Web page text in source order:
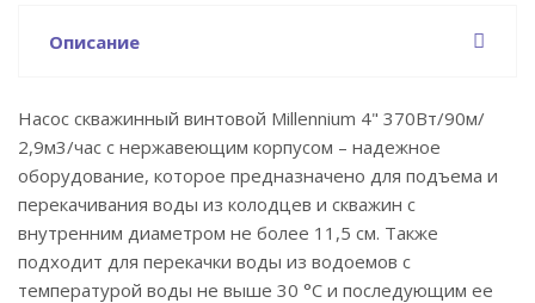
Описание
Насос скважинный винтовой Millennium 4" 370Вт/90м/
2,9м3/час с нержавеющим корпусом – надежное
оборудование, которое предназначено для подъема и
перекачивания воды из колодцев и скважин с
внутренним диаметром не более 11,5 см. Также
подходит для перекачки воды из водоемов с
температурой воды не выше 30 °C и последующим ее